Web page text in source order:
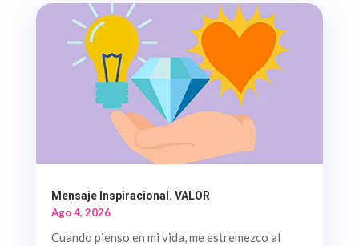
Mensaje Inspiracional. VALOR
Ago 4, 2026
Cuando pienso en mi vida, me estremezco al